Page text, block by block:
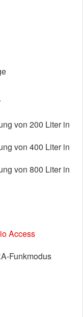
von 200 Liter in
von 400 Liter in
von 800 Liter in
Access
Funkmodus